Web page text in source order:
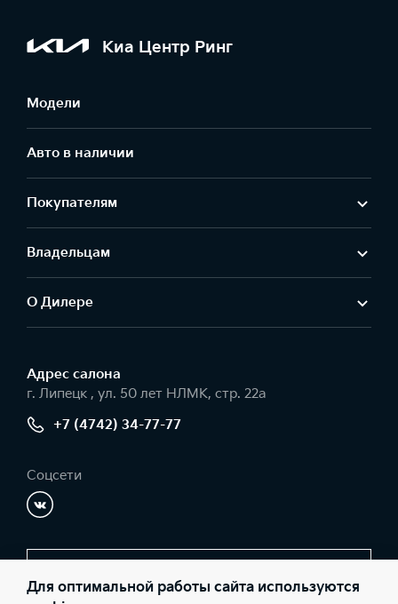
Киа Центр Ринг
Модели
Авто в наличии
Покупателям
Владельцам
О Дилере
Адрес салонa
г. Липецк , ул. 50 лет НЛМК, стр. 22а
+7 (4742) 34-77-77
Соцсети
Для оптимальной работы сайта используются